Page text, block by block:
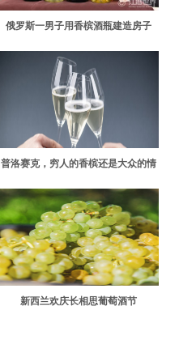
俄罗斯一男子用香槟酒瓶建造房子
普洛赛克，穷人的香槟还是大众的情
新西兰欢庆长相思葡萄酒节